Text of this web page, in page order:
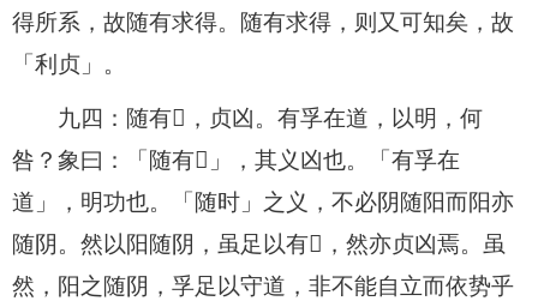
得所系，故随有求得。随有求得，则又可知矣，故
「利贞」。
九四：随有𫉬，贞凶。有孚在道，以明，何
咎？象曰：「随有𫉬」，其义凶也。「有孚在
道」，明功也。「随时」之义，不必阴随阳而阳亦
随阴。然以阳随阴，虽足以有𫉬，然亦贞凶焉。虽
然，阳之随阴，孚足以守道，非不能自立而依势乎